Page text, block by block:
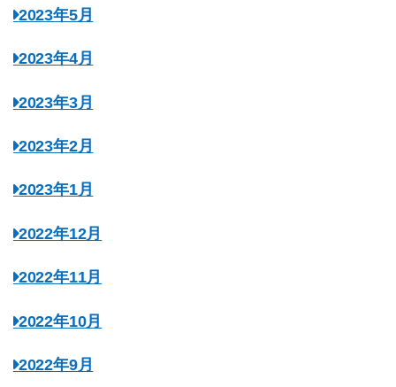
2023年5月
2023年4月
2023年3月
2023年2月
2023年1月
2022年12月
2022年11月
2022年10月
2022年9月